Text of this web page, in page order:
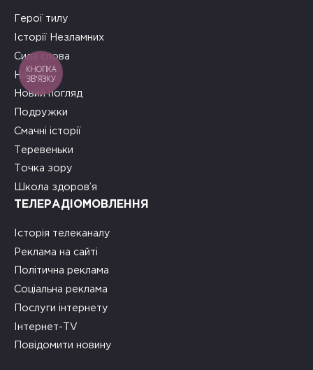
Герої тилу
Історії Незламних
Сила слова
На часі
Новий погляд
Подружки
Смачні історії
Теревеньки
Точка зору
Школа здоров’я
ТЕЛЕРАДІОМОВЛЕННЯ
Історія телеканалу
Реклама на сайті
Політична реклама
Соціальна реклама
Послуги інтернету
Інтернет-TV
Повідомити новину
КНОПКА
ЗВ'ЯЗКУ